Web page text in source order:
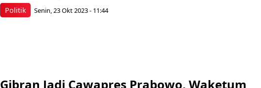
Politik Senin, 23 Okt 2023 - 11:44
Gibran Jadi Cawapres Prabowo, Waketum